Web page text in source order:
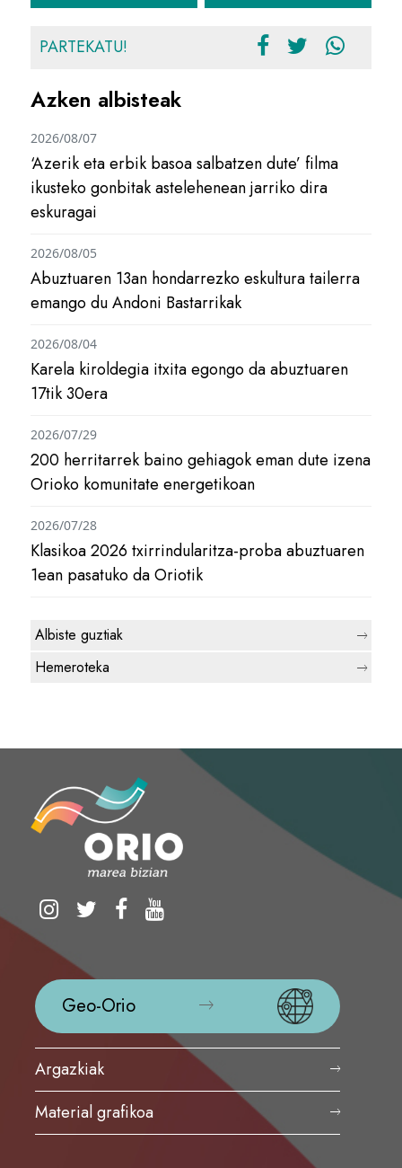
PARTEKATU!
Azken albisteak
‘Azerik eta erbik basoa salbatzen dute’ filma
ikusteko gonbitak astelehenean jarriko dira
eskuragai
2026/08/07
Abuztuaren 13an hondarrezko eskultura tailerra
emango du Andoni Bastarrikak
2026/08/05
Karela kiroldegia itxita egongo da abuztuaren
17tik 30era
2026/08/04
200 herritarrek baino gehiagok eman dute izena
Orioko komunitate energetikoan
2026/07/29
Klasikoa 2026 txirrindularitza-proba abuztuaren
1ean pasatuko da Oriotik
2026/07/28
Albiste guztiak
Hemeroteka
Geo-Orio
Argazkiak
Material grafikoa